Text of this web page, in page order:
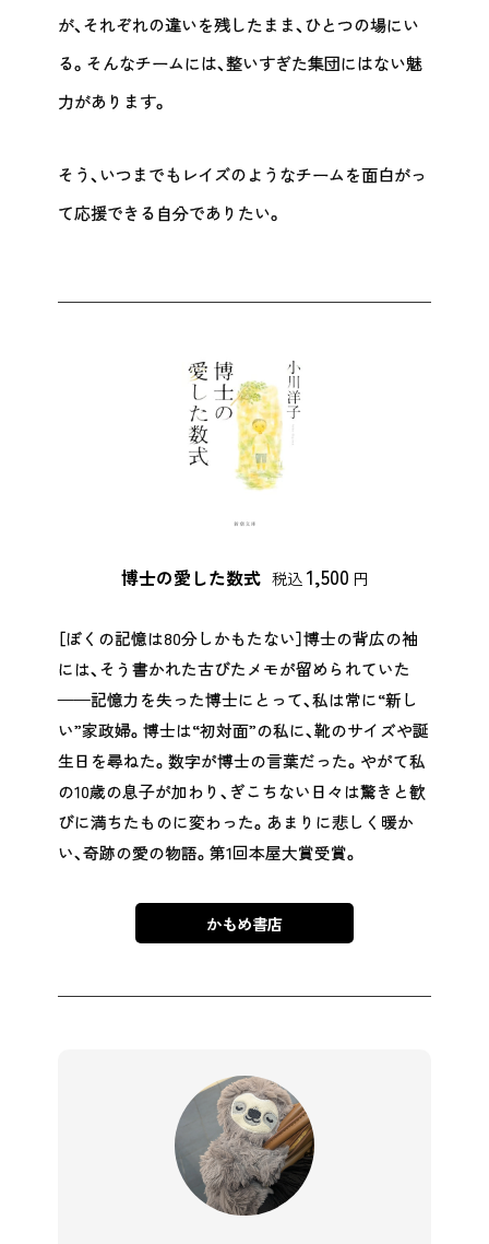
が、それぞれの違いを残したまま、ひとつの場にい
る。そんなチームには、整いすぎた集団にはない魅
力があります。
そう、いつまでもレイズのようなチームを面白がっ
て応援できる自分でありたい。
博士の愛した数式 税込1,500 円
［ぼくの記憶は80分しかもたない］博士の背広の袖
には、そう書かれた古びたメモが留められていた
──記憶力を失った博士にとって、私は常に“新し
い”家政婦。博士は“初対面”の私に、靴のサイズや誕
生日を尋ねた。数字が博士の言葉だった。やがて私
の10歳の息子が加わり、ぎこちない日々は驚きと歓
びに満ちたものに変わった。あまりに悲しく暖か
い、奇跡の愛の物語。第1回本屋大賞受賞。
かもめ書店